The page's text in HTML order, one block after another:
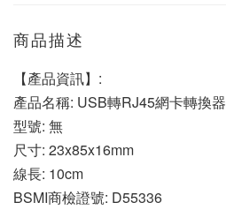
商品描述
【產品資訊】:
產品名稱: USB轉RJ45網卡轉換器
型號: 無
尺寸: 23x85x16mm
線長: 10cm
BSMI商檢證號: D55336